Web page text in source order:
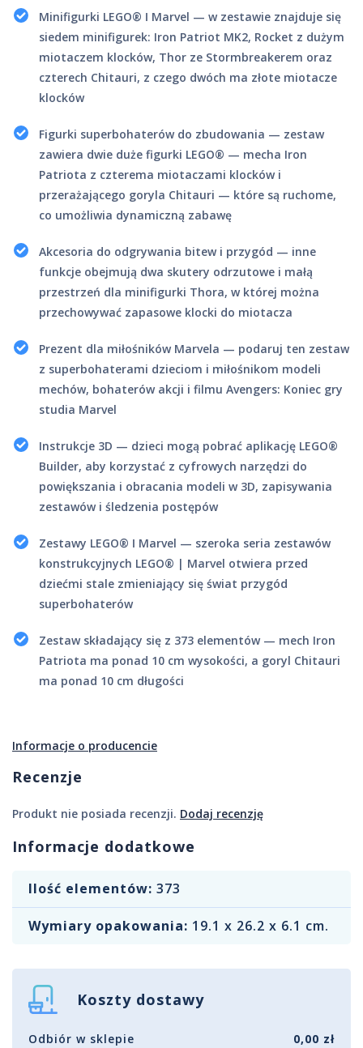
Minifigurki LEGO® ǀ Marvel — w zestawie znajduje się
siedem minifigurek: Iron Patriot MK2, Rocket z dużym
miotaczem klocków, Thor ze Stormbreakerem oraz
czterech Chitauri, z czego dwóch ma złote miotacze
klocków
Figurki superbohaterów do zbudowania — zestaw
zawiera dwie duże figurki LEGO® — mecha Iron
Patriota z czterema miotaczami klocków i
przerażającego goryla Chitauri — które są ruchome,
co umożliwia dynamiczną zabawę
Akcesoria do odgrywania bitew i przygód — inne
funkcje obejmują dwa skutery odrzutowe i małą
przestrzeń dla minifigurki Thora, w której można
przechowywać zapasowe klocki do miotacza
Prezent dla miłośników Marvela — podaruj ten zestaw
z superbohaterami dzieciom i miłośnikom modeli
mechów, bohaterów akcji i filmu Avengers: Koniec gry
studia Marvel
Instrukcje 3D — dzieci mogą pobrać aplikację LEGO®
Builder, aby korzystać z cyfrowych narzędzi do
powiększania i obracania modeli w 3D, zapisywania
zestawów i śledzenia postępów
Zestawy LEGO® ǀ Marvel — szeroka seria zestawów
konstrukcyjnych LEGO® | Marvel otwiera przed
dziećmi stale zmieniający się świat przygód
superbohaterów
Zestaw składający się z 373 elementów — mech Iron
Patriota ma ponad 10 cm wysokości, a goryl Chitauri
ma ponad 10 cm długości
Informacje o producencie
Recenzje
Produkt nie posiada recenzji. Dodaj recenzję
Informacje dodatkowe
Ilość elementów: 373
Wymiary opakowania: 19.1 x 26.2 x 6.1 cm.
Koszty dostawy
Odbiór w sklepie
0,00 zł